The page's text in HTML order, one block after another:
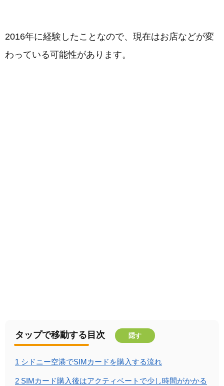
2016年に経験したことなので、現在はお店などが変
わっている可能性があります。
タップで移動する目次 隠す
1 シドニー空港でSIMカードを購入する流れ
2 SIMカード購入後はアクティベートで少し時間がかかる